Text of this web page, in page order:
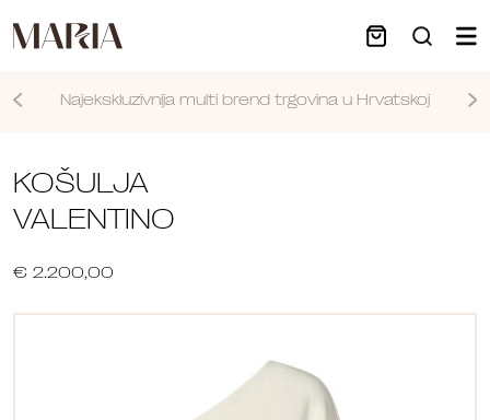
Najekskluzivnija multi brend trgovina u Hrvatskoj
KOŠULJA
VALENTINO
€ 2.200,00